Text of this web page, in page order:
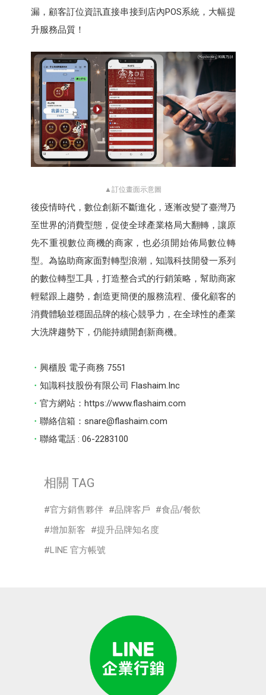
漏，顧客訂位資訊直接串接到店內POS系統，大幅提
升服務品質！
▲訂位畫面示意圖
後疫情時代，數位創新不斷進化，逐漸改變了臺灣乃
至世界的消費型態，促使全球產業格局大翻轉，讓原
先不重視數位商機的商家，也必須開始佈局數位轉
型。為協助商家面對轉型浪潮，知識科技開發一系列
的數位轉型工具，打造整合式的行銷策略，幫助商家
輕鬆跟上趨勢，創造更簡便的服務流程、優化顧客的
消費體驗並穩固品牌的核心競爭力，在全球性的產業
大洗牌趨勢下，仍能持續開創新商機。
興櫃股 電子商務 7551
知識科技股份有限公司 Flashaim.Inc
官方網站：https://www.flashaim.com
聯絡信箱：snare@flashaim.com
聯絡電話 : 06-2283100
相關 TAG
官方銷售夥伴 品牌客戶
食品/餐飲
增加新客
提升品牌知名度
LINE 官方帳號